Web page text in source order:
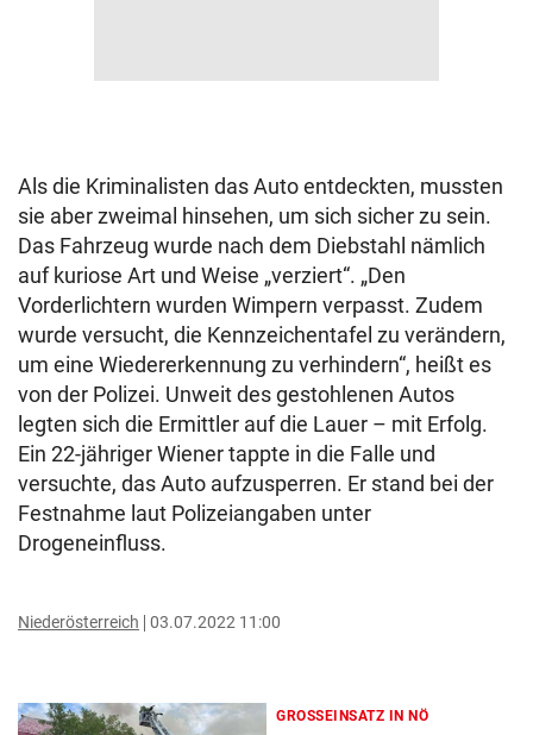
Als die Kriminalisten das Auto entdeckten, mussten
sie aber zweimal hinsehen, um sich sicher zu sein.
Das Fahrzeug wurde nach dem Diebstahl nämlich
auf kuriose Art und Weise „verziert“. „Den
Vorderlichtern wurden Wimpern verpasst. Zudem
wurde versucht, die Kennzeichentafel zu verändern,
um eine Wiedererkennung zu verhindern“, heißt es
von der Polizei. Unweit des gestohlenen Autos
legten sich die Ermittler auf die Lauer – mit Erfolg.
Ein 22-jähriger Wiener tappte in die Falle und
versuchte, das Auto aufzusperren. Er stand bei der
Festnahme laut Polizeiangaben unter
Drogeneinfluss.
Niederösterreich 03.07.2022 11:00
GROSSEINSATZ IN NÖ